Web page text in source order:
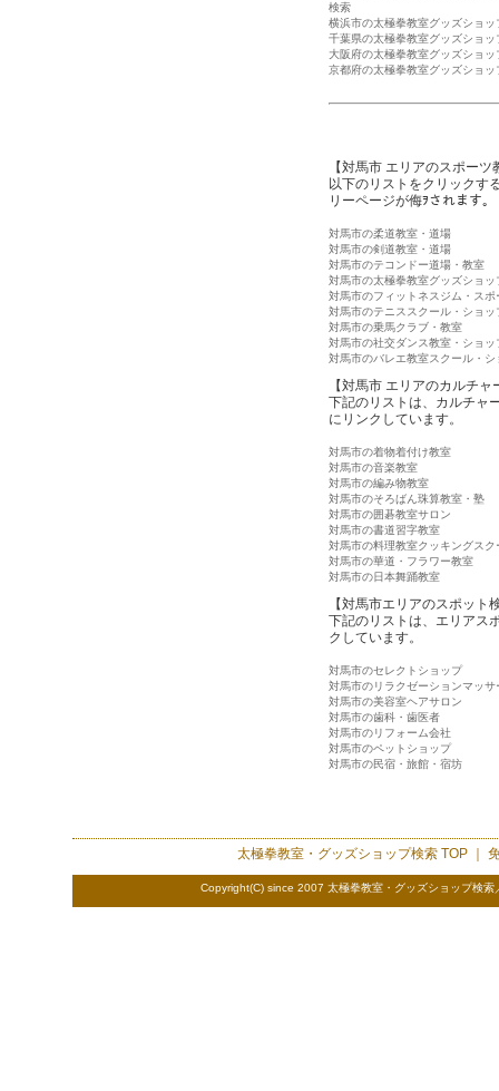
検索
横浜市の太極拳教室グッズショッ
千葉県の太極拳教室グッズショッ
大阪府の太極拳教室グッズショッ
京都府の太極拳教室グッズショッ
【対馬市 エリアのスポー
以下のリストをクリックす
リーページが侮ｦされます。
対馬市の柔道教室・道場
対馬市の剣道教室・道場
対馬市のテコンドー道場・教室
対馬市の太極拳教室グッズショッ
対馬市のフィットネスジム・スポ
対馬市のテニススクール・ショッ
対馬市の乗馬クラブ・教室
対馬市の社交ダンス教室・ショッ
対馬市のバレエ教室スクール・シ
【対馬市 エリアのカルチ
下記のリストは、カルチャ
にリンクしています。
対馬市の着物着付け教室
対馬市の音楽教室
対馬市の編み物教室
対馬市のそろばん珠算教室・塾
対馬市の囲碁教室サロン
対馬市の書道習字教室
対馬市の料理教室クッキングスク
対馬市の華道・フラワー教室
対馬市の日本舞踊教室
【対馬市エリアのスポット
下記のリストは、エリアス
クしています。
対馬市のセレクトショップ
対馬市のリラクゼーションマッサ
対馬市の美容室ヘアサロン
対馬市の歯科・歯医者
対馬市のリフォーム会社
対馬市のペットショップ
対馬市の民宿・旅館・宿坊
太極拳教室・グッズショップ検索TOP ｜
Copyright(C) since 2007 太極拳教室・グッズショップ検索